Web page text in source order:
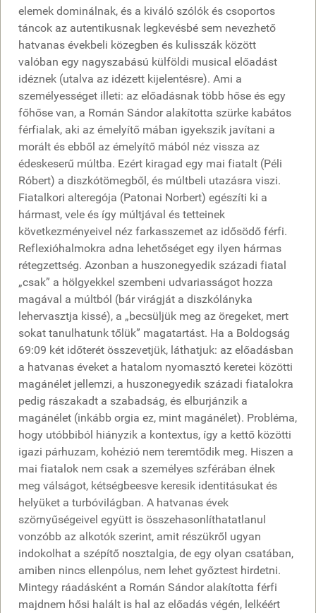
elemek dominálnak, és a kiváló szólók és csoportos
táncok az autentikusnak legkevésbé sem nevezhető
hatvanas évekbeli közegben és kulisszák között
valóban egy nagyszabású külföldi musical előadást
idéznek (utalva az idézett kijelentésre). Ami a
személyességet illeti: az előadásnak több hőse és egy
főhőse van, a Román Sándor alakította szürke kabátos
férfialak, aki az émelyítő mában igyekszik javítani a
morált és ebből az émelyítő mából néz vissza az
édeskeserű múltba. Ezért kiragad egy mai fiatalt (Péli
Róbert) a diszkótömegből, és múltbeli utazásra viszi.
Fiatalkori alteregója (Patonai Norbert) egészíti ki a
hármast, vele és így múltjával és tetteinek
következményeivel néz farkasszemet az idősödő férfi.
Reflexióhalmokra adna lehetőséget egy ilyen hármas
rétegzettség. Azonban a huszonegyedik századi fiatal
„csak” a hölgyekkel szembeni udvariasságot hozza
magával a múltból (bár virágját a diszkólányka
lehervasztja kissé), a „becsüljük meg az öregeket, mert
sokat tanulhatunk tőlük” magatartást. Ha a Boldogság
69:09 két időterét összevetjük, láthatjuk: az előadásban
a hatvanas éveket a hatalom nyomasztó keretei közötti
magánélet jellemzi, a huszonegyedik századi fiatalokra
pedig rászakadt a szabadság, és elburjánzik a
magánélet (inkább orgia ez, mint magánélet). Probléma,
hogy utóbbiból hiányzik a kontextus, így a kettő közötti
igazi párhuzam, kohézió nem teremtődik meg. Hiszen a
mai fiatalok nem csak a személyes szférában élnek
meg válságot, kétségbeesve keresik identitásukat és
helyüket a turbóvilágban. A hatvanas évek
szörnyűségeivel együtt is összehasonlíthatatlanul
vonzóbb az alkotók szerint, amit részükről ugyan
indokolhat a szépítő nosztalgia, de egy olyan csatában,
amiben nincs ellenpólus, nem lehet győztest hirdetni.
Mintegy ráadásként a Román Sándor alakította férfi
majdnem hősi halált is hal az előadás végén, lelkéért